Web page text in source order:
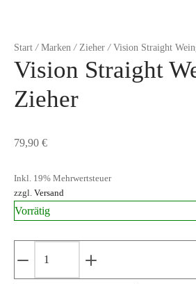
Start / Marken / Zieher /Vision Straight
Vision Straight
Zieher
79,90 €
Inkl. 19% Mehrwertsteuer
zzgl. Versand
Vorrätig